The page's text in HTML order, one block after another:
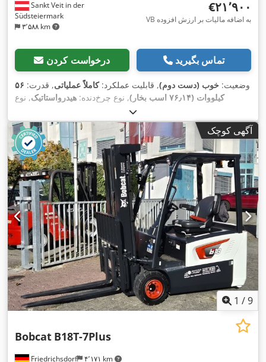
Sankt Veit in der
Südsteiermark
۳٬۵۸۸ km
‎€۲۱٬۹۰۰
VB به اضافه مالیات بر ارزش افزوده
درخواست کردن تماس بگیرید
وضعیت: خوب (دست دوم), قابلیت عملکرد:کاملاً عملیاتی, قدرت: ۵۶
کیلووات (۷۶٫۱۴ اسب بخار)
, نوع چرخ‌دنده: هیدرواستاتیک, نوع
, توان بلند کردن:۲٬۲۰۰ کیلوگرم/متر
۲۰۰۸, ساعت کارکرد: ۴٬۸۷۱ h , تجهیزات:چنگال پالت, کابین ,
آگهی کوچک
1 /9
Friedrichsdorf ۴٬۱۷۱ km
Bobcat B18T-7Plus